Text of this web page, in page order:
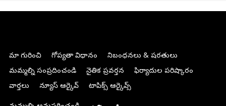
మా గురించి గోప్యతా విధానం
నిబంధనలు & షరతులు
మమ్మల్ని సంప్రదించండి
నైతిక ప్రవర్తన
ఫిర్యాదుల పరిష్కారం
వార్తలు
న్యూస్ ఆర్కైవ్ టాపిక్స్ ఆర్కైవ్స్